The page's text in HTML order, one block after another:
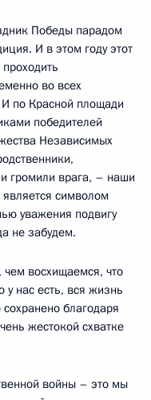
Победы парадом
И в этом году этот
во всех
по Красной площади
победителей
Независимых
громили врага, – наши
символом
уважения подвигу
не забудем.
чем восхищаемся, что
у нас есть, вся жизнь
благодаря
жестокой схватке
войны – это мы